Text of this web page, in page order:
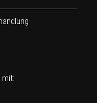
mit: